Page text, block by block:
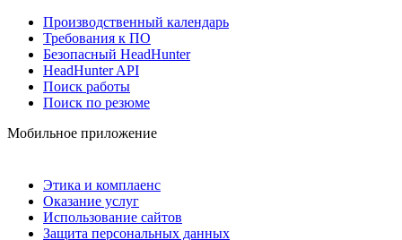
Производственный календарь
Требования к ПО
Безопасный HeadHunter
HeadHunter API
Поиск работы
Поиск по резюме
Мобильное приложение
Этика и комплаенс
Оказание услуг
Использование сайтов
Защита персональных данных